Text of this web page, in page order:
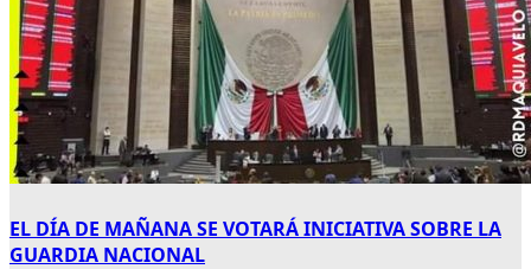
EL DÍA DE MAÑANA SE VOTARÁ INICIATIVA SOBRE LA
GUARDIA NACIONAL